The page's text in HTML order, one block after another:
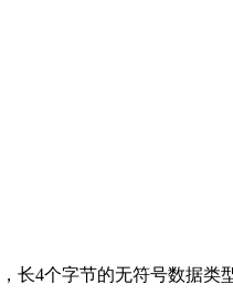
长4个字节的无符号数据类